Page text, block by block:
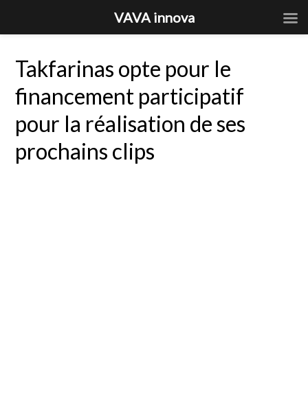
Takfarinas opte pour le
financement participatif
pour la réalisation de ses
prochains clips
VAVA innova